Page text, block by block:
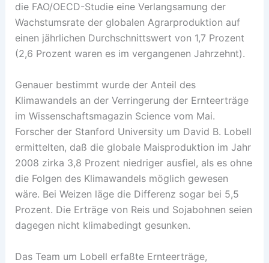
die FAO/OECD-Studie eine Verlangsamung der
Wachstumsrate der globalen Agrarproduktion auf
einen jährlichen Durchschnittswert von 1,7 Prozent
(2,6 Prozent waren es im vergangenen Jahrzehnt).
Genauer bestimmt wurde der Anteil des
Klimawandels an der Verringerung der Ernteerträge
im Wissenschaftsmagazin Science vom Mai.
Forscher der Stanford University um David B. Lobell
ermittelten, daß die globale Maisproduktion im Jahr
2008 zirka 3,8 Prozent niedriger ausfiel, als es ohne
die Folgen des Klimawandels möglich gewesen
wäre. Bei Weizen läge die Differenz sogar bei 5,5
Prozent. Die Erträge von Reis und Sojabohnen seien
dagegen nicht klimabedingt gesunken.
Das Team um Lobell erfaßte Ernteerträge,